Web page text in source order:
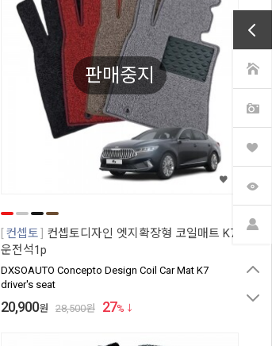
판매중지
컨셉토
컨셉토디자인 엣지확장형 코일매트 K7
운전석1p
DXSOAUTO Concepto Design Coil Car Mat K7
driver's seat
20,900원 28,500원 27%